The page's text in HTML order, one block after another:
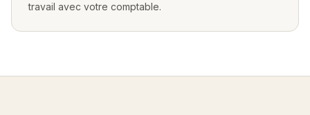
travail avec votre comptable.